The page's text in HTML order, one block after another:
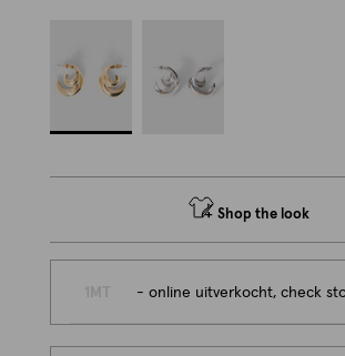
Shop the look
- online uitverkocht, check store